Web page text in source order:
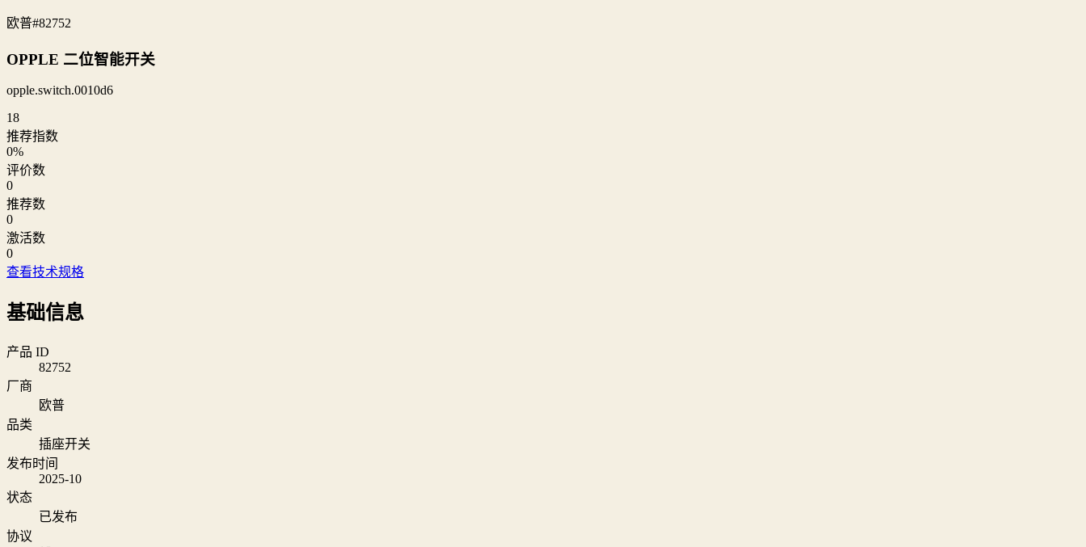
欧普#82752
OPPLE 二位智能开关
opple.switch.0010d6
18
推荐指数
0%
评价数
0
推荐数
0
激活数
0
查看技术规格
基础信息
产品 ID
82752
厂商
欧普
品类
插座开关
发布时间
2025-10
状态
已发布
协议